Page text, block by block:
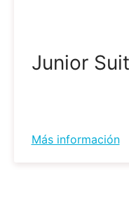
Junior
Más información